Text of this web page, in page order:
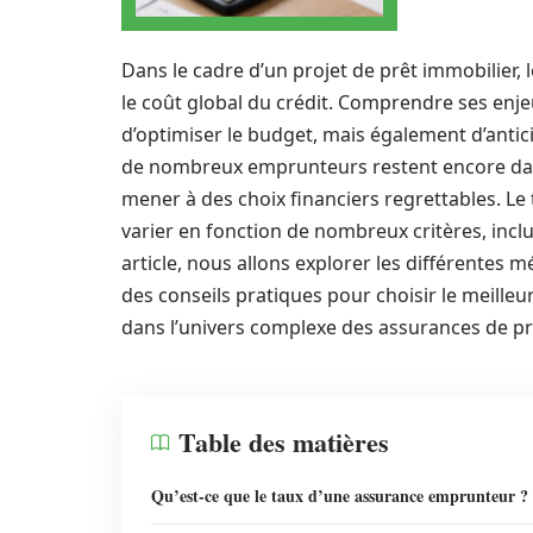
Dans le cadre d’un projet de prêt
le coût global du crédit. Comprendre ses
d’optimiser le budget, mais également
de nombreux emprunteurs restent encore
mener à des choix financiers regrettables.
varier en fonction de nombreux critères,
article, nous allons explorer les différentes
des conseils pratiques pour choisir le
dans l’univers complexe des assurances de
Table des matières
Qu’est-ce que le taux d’une assurance emprunteur ?